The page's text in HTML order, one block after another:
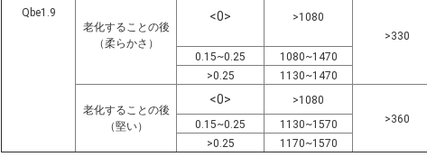
Qbe1.9
老化することの後
（柔らかさ）
<0>
>1080
>330
0.15~0.25
1080~1470
>0.25
1130~1470
老化することの後
（堅い）
<0>
>1080
>360
0.15~0.25
1130~1570
>0.25
1170~1570